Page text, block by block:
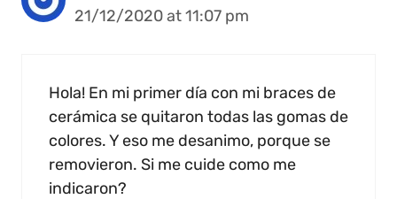
21/12/2020 at 11:07 pm
Hola! En mi primer día con mi braces de
cerámica se quitaron todas las gomas de
colores. Y eso me desanimo, porque se
removieron. Si me cuide como me
indicaron?